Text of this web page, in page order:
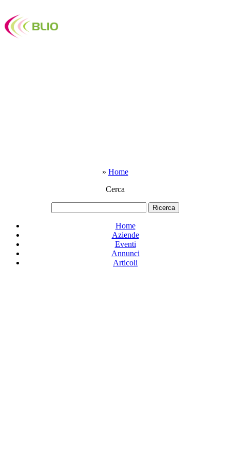
» Home
Cerca
Home
Aziende
Eventi
Annunci
Articoli